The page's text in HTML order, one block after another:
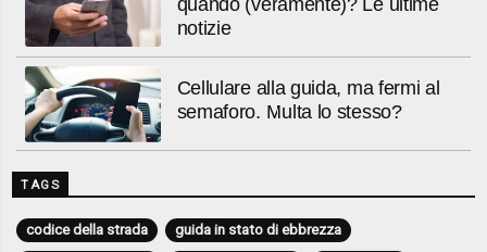
quando (veramente)? Le ultime
notizie
Cellulare alla guida, ma fermi al
semaforo. Multa lo stesso?
TAGS
codice della strada
guida in stato di ebbrezza